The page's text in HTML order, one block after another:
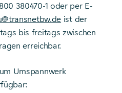
380470-1 oder per E-
ist der
bis freitags zwischen
erreichbar.
Umspannwerk